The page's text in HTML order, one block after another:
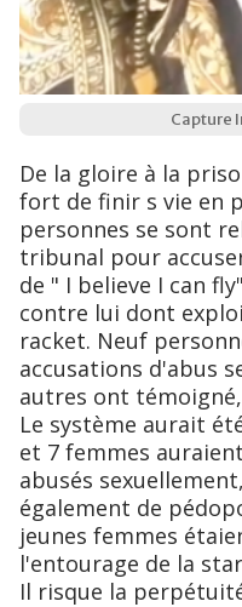
Capture
De la gloire à la prison... La star R.Kelly risque
fort de finir s vie en
personnes se sont
tribunal pour
de " I believe I can
contre lui dont
racket. Neuf
accusations d'abus
autres ont
Le système aurait
et 7 femmes
abusés
également de
jeunes femmes
l'entourage de la
Il risque la